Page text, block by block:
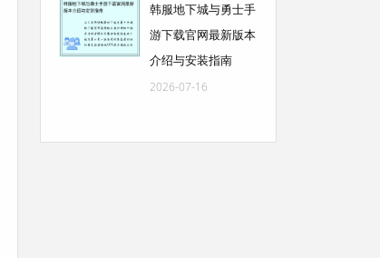
韩服地下城与勇士手
游下载官网最新版本
介绍与安装指南
2026-07-16